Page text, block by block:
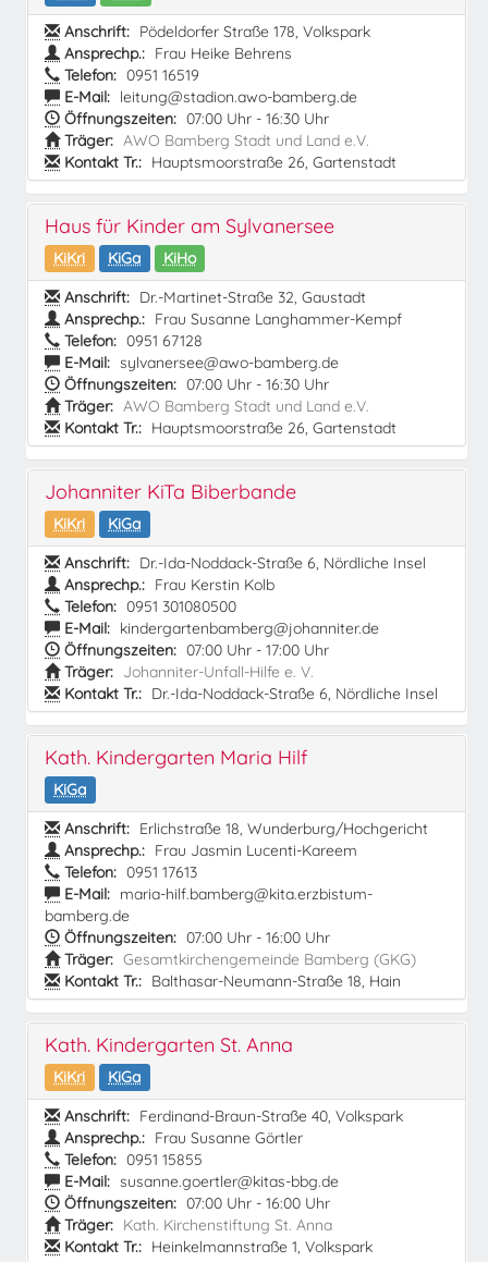
Anschrift: Pödeldorfer Straße 178, Volkspark
Ansprechp.: Frau Heike Behrens
Telefon: 0951 16519
E-Mail: leitung@stadion.awo-bamberg.de
Öffnungszeiten: 07:00 Uhr - 16:30 Uhr
Träger: AWO Bamberg Stadt und Land e.V.
Kontakt Tr.: Hauptsmoorstraße 26, Gartenstadt
Haus für Kinder am Sylvanersee
KiKri KiGa
KiHo
Anschrift: Dr.-Martinet-Straße 32, Gaustadt
Ansprechp.: Frau Susanne Langhammer-Kempf
Telefon: 0951 67128
E-Mail: sylvanersee@awo-bamberg.de
Öffnungszeiten: 07:00 Uhr - 16:30 Uhr
Träger: AWO Bamberg Stadt und Land e.V.
Kontakt Tr.: Hauptsmoorstraße 26, Gartenstadt
Johanniter KiTa Biberbande
KiKri
KiGa
Anschrift: Dr.-Ida-Noddack-Straße 6, Nördliche Insel
Ansprechp.: Frau Kerstin Kolb
Telefon: 0951 301080500
E-Mail: kindergartenbamberg@johanniter.de
Öffnungszeiten: 07:00 Uhr - 17:00 Uhr
Träger: Johanniter-Unfall-Hilfe e. V.
Kontakt Tr.: Dr.-Ida-Noddack-Straße 6, Nördliche Insel
Kath. Kindergarten Maria Hilf
KiGa
Anschrift: Erlichstraße 18, Wunderburg/Hochgericht
Ansprechp.: Frau Jasmin Lucenti-Kareem
Telefon: 0951 17613
E-Mail: maria-hilf.bamberg@kita.erzbistum-
bamberg.de
Öffnungszeiten: 07:00 Uhr - 16:00 Uhr
Träger: Gesamtkirchengemeinde Bamberg (GKG)
Kontakt Tr.: Balthasar-Neumann-Straße 18, Hain
Kath. Kindergarten St. Anna
KiKri
KiGa
Anschrift: Ferdinand-Braun-Straße 40, Volkspark
Ansprechp.: Frau Susanne Görtler
Telefon: 0951 15855
E-Mail: susanne.goertler@kitas-bbg.de
Öffnungszeiten: 07:00 Uhr - 16:00 Uhr
Träger: Kath. Kirchenstiftung St. Anna
Kontakt Tr.: Heinkelmannstraße 1, Volkspark